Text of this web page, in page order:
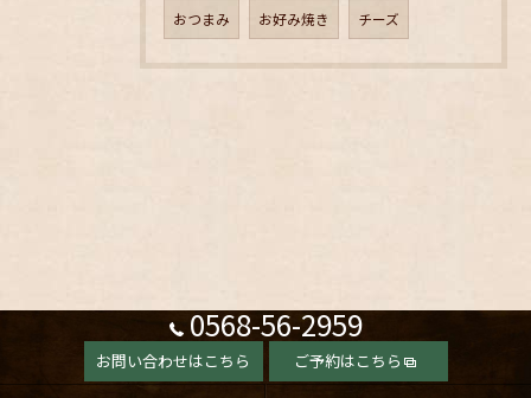
おつまみ お好み焼き チーズ
0568-56-2959
お問い合わせはこちら ご予約はこちら